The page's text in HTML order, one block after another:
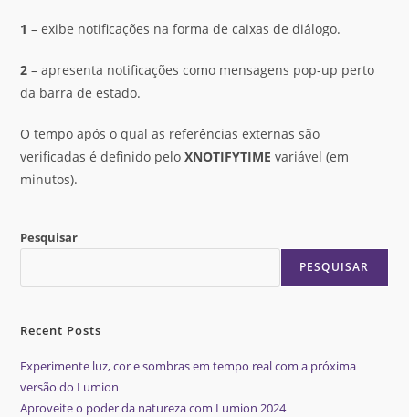
1 – exibe notificações na forma de caixas de diálogo.
2 – apresenta notificações como mensagens pop-up perto
da barra de estado.
O tempo após o qual as referências externas são
verificadas é definido peloXNOTIFYTIME variável (em
minutos).
Pesquisar
PESQUISAR
Recent Posts
Experimente luz, cor e sombras em tempo real com a próxima
versão do Lumion
Aproveite o poder da natureza com Lumion 2024